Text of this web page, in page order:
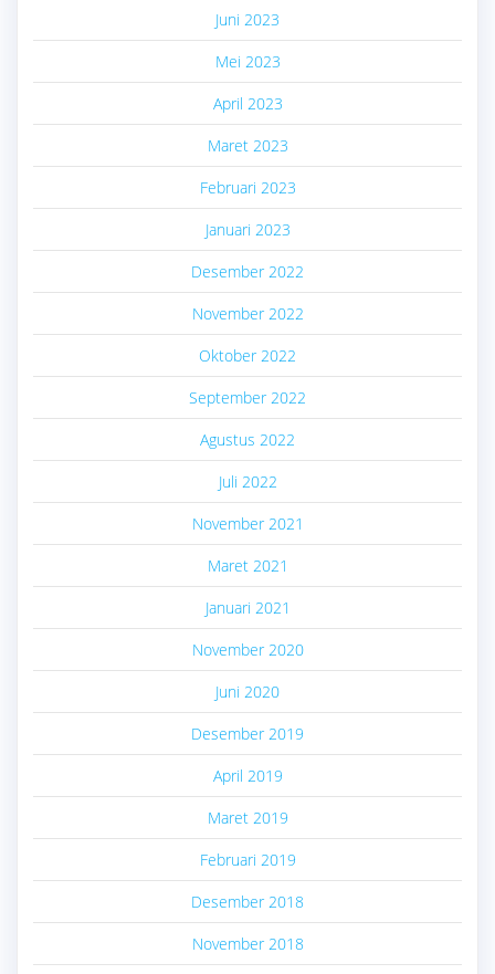
Juni 2023
Mei 2023
April 2023
Maret 2023
Februari 2023
Januari 2023
Desember 2022
November 2022
Oktober 2022
September 2022
Agustus 2022
Juli 2022
November 2021
Maret 2021
Januari 2021
November 2020
Juni 2020
Desember 2019
April 2019
Maret 2019
Februari 2019
Desember 2018
November 2018